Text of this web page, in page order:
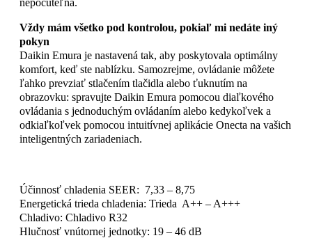
nepočuteľná.
Vždy mám všetko pod kontrolou, pokiaľ mi nedáte iný
pokyn
Daikin Emura je nastavená tak, aby poskytovala optimálny
komfort, keď ste nablízku. Samozrejme, ovládanie môžete
ľahko prevziať stlačením tlačidla alebo ťuknutím na
obrazovku: spravujte Daikin Emura pomocou diaľkového
ovládania s jednoduchým ovládaním alebo kedykoľvek a
odkiaľkoľvek pomocou intuitívnej aplikácie Onecta na vašich
inteligentných zariadeniach.
Účinnosť chladenia SEER: 7,33 – 8,75
Energetická trieda chladenia: Trieda A++ – A+++
Chladivo: Chladivo R32
Hlučnosť vnútornej jednotky: 19 – 46 dB